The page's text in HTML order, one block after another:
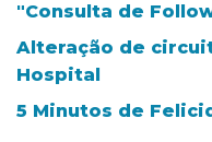
"Consulta de
Alteração de
Hospital
5 Minutos de